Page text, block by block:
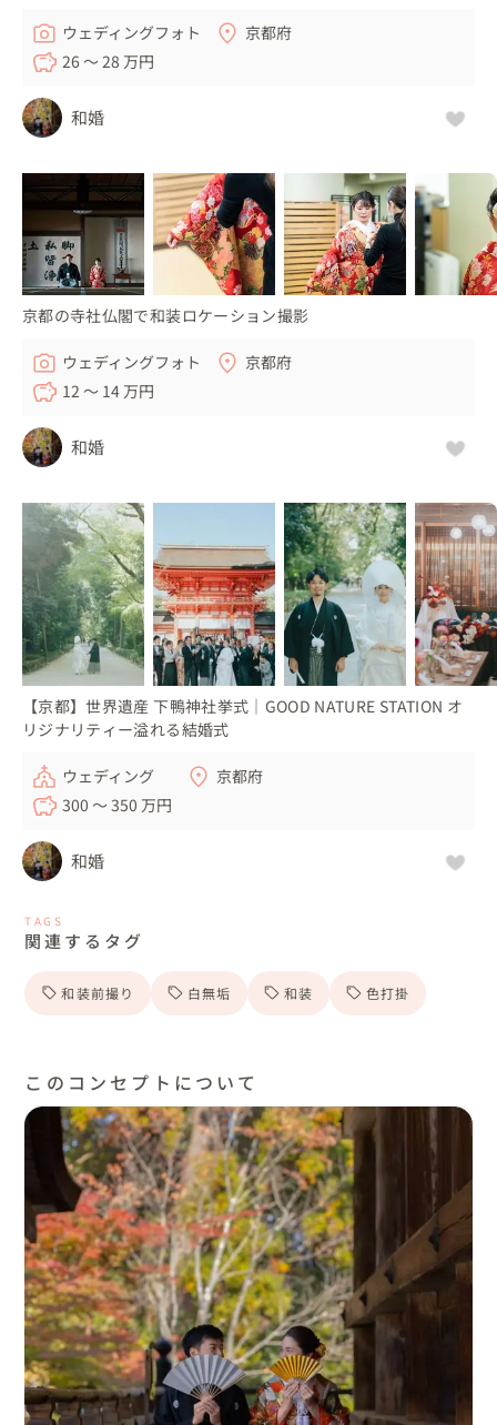
ウェディングフォト
京都府
26 〜 28 万円
和婚
京都の寺社仏閣で和装ロケーション撮影
ウェディングフォト
京都府
12 〜 14 万円
和婚
【京都】世界遺産 下鴨神社挙式｜GOOD NATURE STATION オ
リジナリティー溢れる結婚式
ウェディング
京都府
300 〜 350 万円
和婚
TAGS
関連するタグ
和装前撮り 白無垢 和装 色打掛
このコンセプトについて